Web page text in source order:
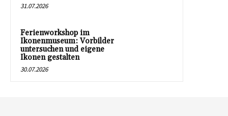
31.07.2026
Ferienworkshop im
Ikonenmuseum: Vorbilder
untersuchen und eigene
Ikonen gestalten
30.07.2026